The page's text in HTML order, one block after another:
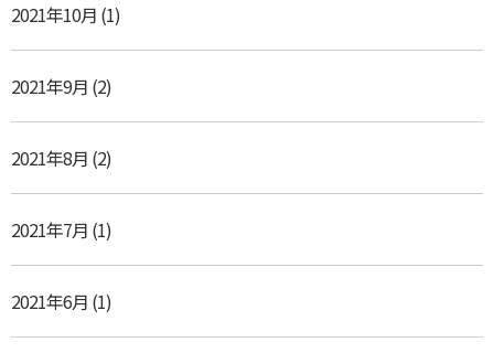
2021年10月 (1)
2021年9月 (2)
2021年8月 (2)
2021年7月 (1)
2021年6月 (1)